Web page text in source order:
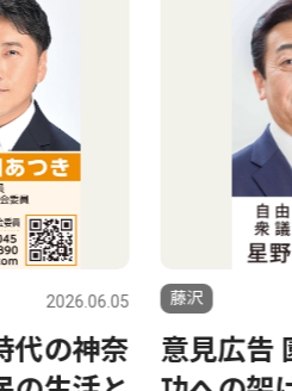
2026.06.05
神奈
意見広告 園